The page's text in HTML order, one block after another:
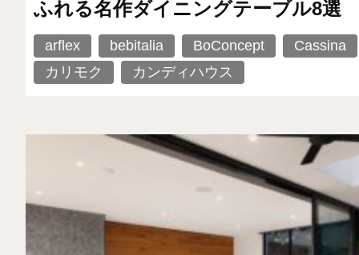
ふれる名作ダイニングテーブル8選
arflex bebitalia BoConcept
Cassina
カリモク
カンディハウス